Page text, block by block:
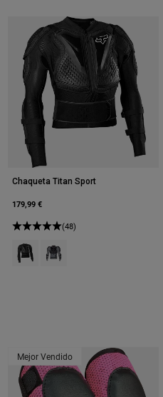
Chaqueta Titan Sport
179,99 €
(48)
Product swatch type of Negro.
Product swatch type of
Mejor Vendido